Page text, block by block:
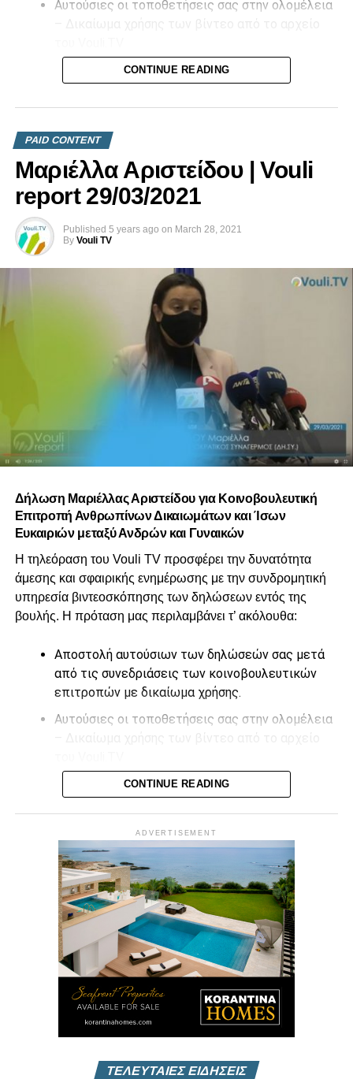
Αυτούσιες οι τοποθετήσεις σας στην ολομέλεια
Επικοινωνήστε μαζί μας στοinfo@vouli.tv
CONTINUE READING
PAID CONTENT
Μαριέλλα Αριστείδου | Vouli
report 29/03/2021
Published 5 years ago on March 28, 2021
By Vouli TV
Δήλωση Μαριέλλας Αριστείδου για Κοινοβουλευτική
Επιτροπή Ανθρωπίνων Δικαιωμάτων και Ίσων
Ευκαιριών μεταξύ Ανδρών και Γυναικών
Η τηλεόραση του Vouli TV προσφέρει την δυνατότητα
άμεσης και σφαιρικής ενημέρωσης με την συνδρομητική
υπηρεσία βιντεοσκόπησης των δηλώσεων εντός της
βουλής. Η πρόταση μας περιλαμβάνει τ’ ακόλουθα:
Αποστολή αυτούσιων των δηλώσεών σας μετά
από τις συνεδριάσεις των κοινοβουλευτικών
επιτροπών με δικαίωμα χρήσης.
Αυτούσιες οι τοποθετήσεις σας στην ολομέλεια
Επικοινωνήστε μαζί μας στοinfo@vouli.tv
CONTINUE READING
ADVERTISEMENT
ΤΕΛΕΥΤΑΙΕΣ ΕΙΔΗΣΕΙΣ